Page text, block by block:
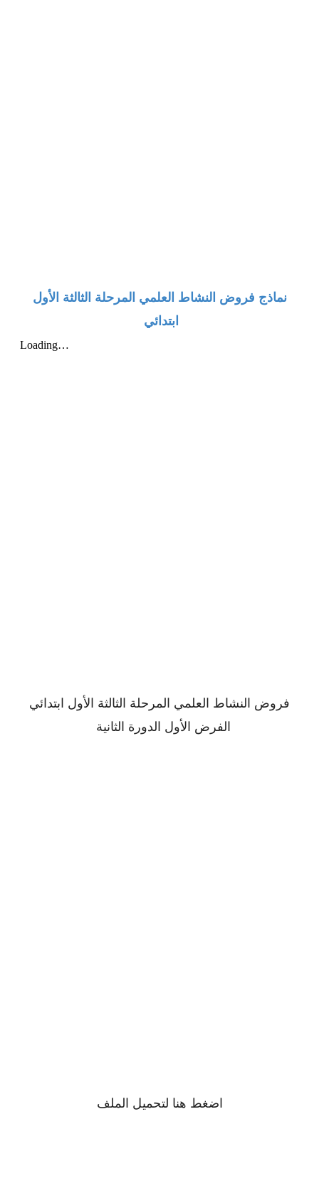
نماذج فروض النشاط العلمي المرحلة الثالثة الأول
ابتدائي
فروض النشاط العلمي المرحلة الثالثة الأول ابتدائي
الفرض الأول الدورة الثانية
اضغط هنا لتحميل الملف